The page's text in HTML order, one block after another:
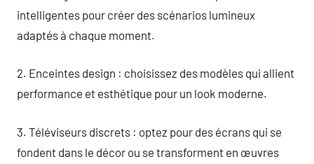
intelligentes pour créer des scénarios lumineux
adaptés à chaque moment.
2. Enceintes design : choisissez des modèles qui allient
performance et esthétique pour un look moderne.
3. Téléviseurs discrets : optez pour des écrans qui se
fondent dans le décor ou se transforment en œuvres